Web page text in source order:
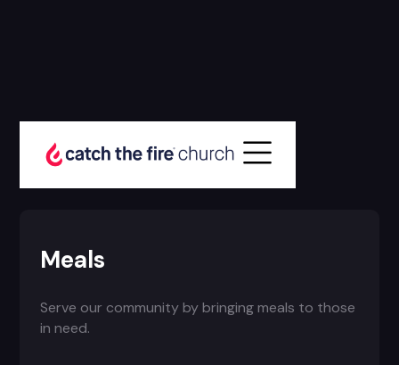
Item Details
Meals
Serve our community by bringing meals to those
in need.